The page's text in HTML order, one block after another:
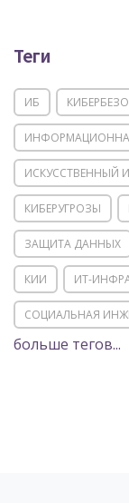
Теги
ИБ
ИСКУССТВЕННЫЙ
КИБЕРУГРОЗЫ
ЗАЩИТА ДАННЫХ
КИИ ИТ-
СОЦИАЛЬНАЯ
POSITIVE
больше тегов...